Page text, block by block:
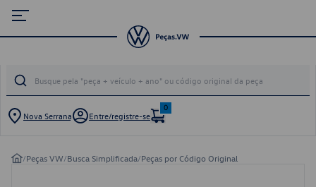
Nova Serrana Entre/registre-se
0
/Peças VW/Busca Simplificada/Peças por Código Original